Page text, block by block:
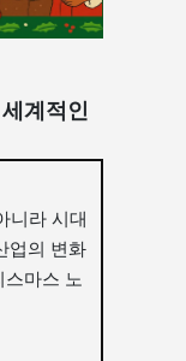
계적인
니라 시대
업의 변화
마스 노